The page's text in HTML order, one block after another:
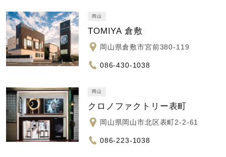
岡山
TOMIYA 倉敷
岡山県倉敷市宮前380-119
086-430-1038
岡山
クロノファクトリー表町
岡山県岡山市北区表町2-2-61
086-223-1038